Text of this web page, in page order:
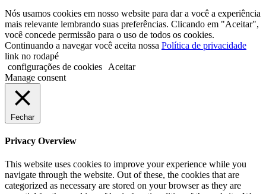
Nós usamos cookies em nosso website para dar a você a experiência
mais relevante lembrando suas preferências. Clicando em "Aceitar",
você concede permissão para o uso de todos os cookies.
Continuando a navegar você aceita nossa Política de privacidade
link no rodapé
configurações de cookies
Aceitar
Manage consent
Fechar
Privacy Overview
This website uses cookies to improve your experience while you
navigate through the website. Out of these, the cookies that are
categorized as necessary are stored on your browser as they are